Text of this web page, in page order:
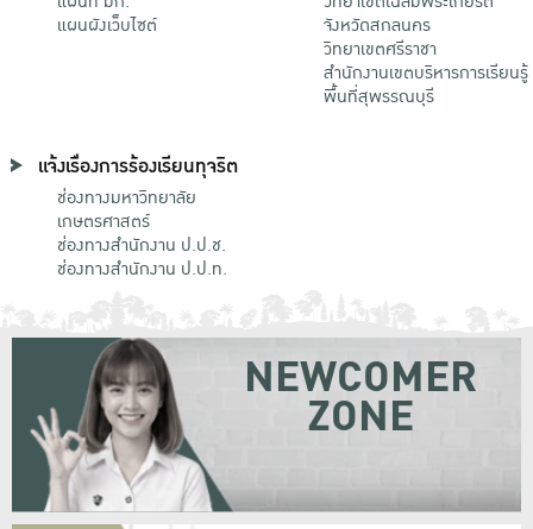
แผนผังเว็บไซต์
จังหวัดสกลนคร
วิทยาเขตศรีราชา
สำนักงานเขตบริหารการเรียนรู้
พื้นที่สุพรรณบุรี
แจ้งเรื่องการร้องเรียนทุจริต
ช่องทางมหาวิทยาลัย
เกษตรศาสตร์
ช่องทางสำนักงาน ป.ป.ช.
ช่องทางสำนักงาน ป.ป.ท.
NEWCOMER
ZONE